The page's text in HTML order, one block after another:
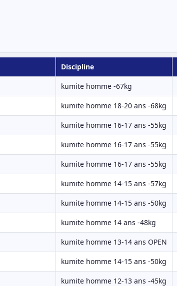
Discipline
kumite homme -67kg
kumite homme 18-20 ans -68kg
kumite homme 16-17 ans -55kg
kumite homme 16-17 ans -55kg
kumite homme 16-17 ans -55kg
kumite homme 14-15 ans -57kg
kumite homme 14-15 ans -50kg
kumite homme 14 ans -48kg
kumite homme 13-14 ans OPEN
kumite homme 14-15 ans -50kg
kumite homme 12-13 ans -45kg